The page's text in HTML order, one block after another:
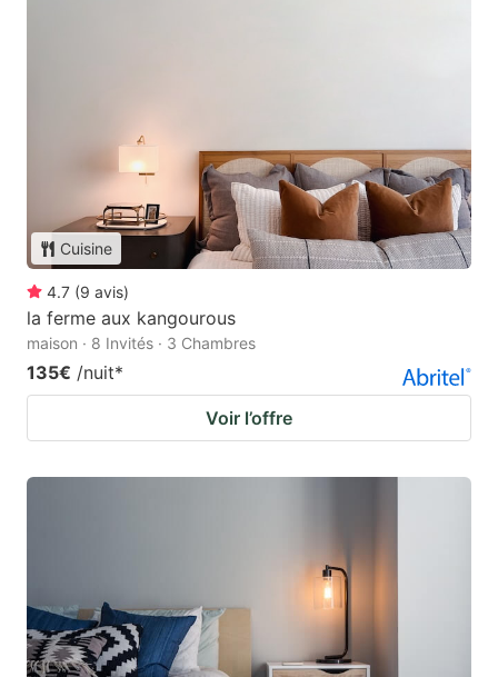
Cuisine
4.7 (9 avis)
la ferme aux kangourous
maison · 8 Invités · 3 Chambres
135€ /nuit*
Voir l’offre